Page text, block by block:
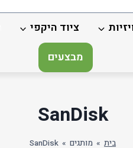
ציוד היקפי
מבצעים
SanDisk
בית » מותגים »
SanDisk